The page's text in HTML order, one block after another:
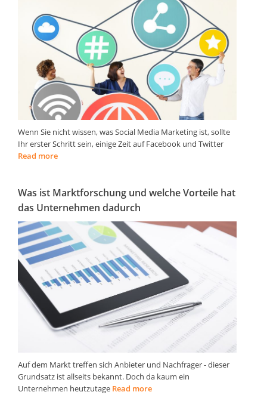
Wenn Sie nicht wissen, was Social Media Marketing ist, sollte
Ihr erster Schritt sein, einige Zeit auf Facebook und Twitter
Read more
Was ist Marktforschung und welche Vorteile hat
das Unternehmen dadurch
Auf dem Markt treffen sich Anbieter und Nachfrager - dieser
Grundsatz ist allseits bekannt. Doch da kaum ein
Unternehmen heutzutage Read more